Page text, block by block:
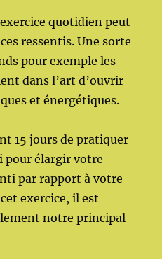
quotidien peut
ressentis. Une sorte
pour exemple les
dans l’art d’ouvrir
et énergétiques.
15 jours de pratiquer
pour élargir votre
par rapport à votre
exercice, il est
notre principal